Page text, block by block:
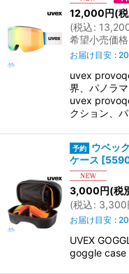
12,000円(
(税込:
希望小売価格
お届け目安 :
uvex
界、パノラ
uvex
クション、
ウベッ
ケース [
3,000円(税
(税込: 3,300
お届け目安 :
UVEX
goggle case